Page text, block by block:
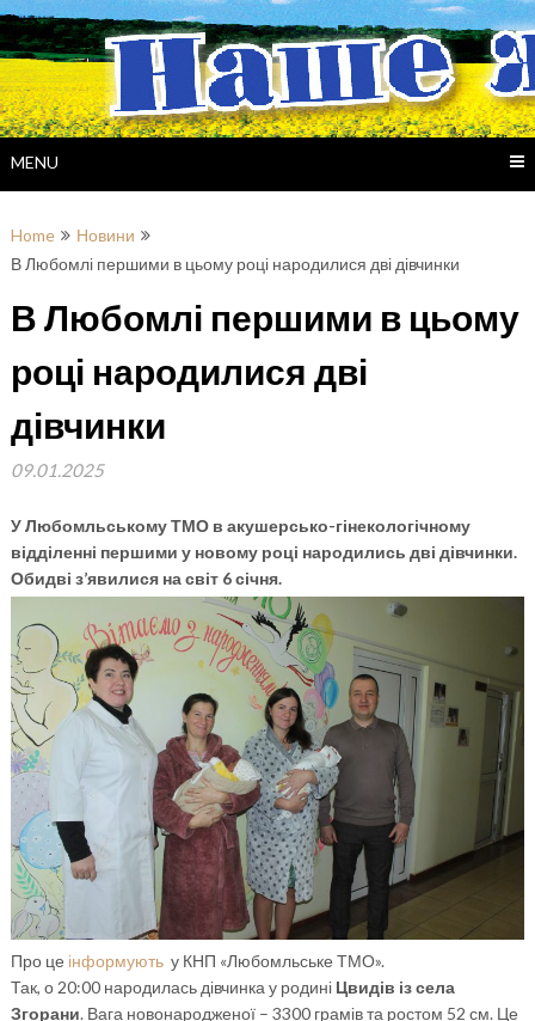
Skip
to
content
MENU
Home
Новини
В Любомлі першими в цьому році народилися дві дівчинки
В Любомлі першими в цьому
році народилися дві
дівчинки
09.01.2025
У Любомльському ТМО в акушерсько-гінекологічному
відділенні першими у новому році народились дві дівчинки.
Обидві з’явилися на світ 6 січня.
Про це інформують у КНП «Любомльське ТМО».
Так, о 20:00 народилась дівчинка у родині Цвидів із села
Згорани. Вага новонародженої – 3300 грамів та ростом 52 см. Це